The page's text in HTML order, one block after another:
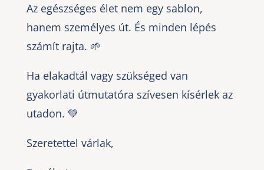
Az egészséges élet nem egy sablon,
hanem személyes út. És minden lépés
számít rajta. 🌱
Ha elakadtál vagy szükséged van
gyakorlati útmutatóra szívesen kísérlek az
utadon. 💚
Szeretettel várlak,